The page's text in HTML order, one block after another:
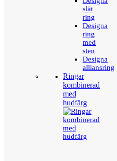
slät
ring
Designa
ring
med
sten
Designa
alliansring
Ringar
kombinerad
med
hudfärg